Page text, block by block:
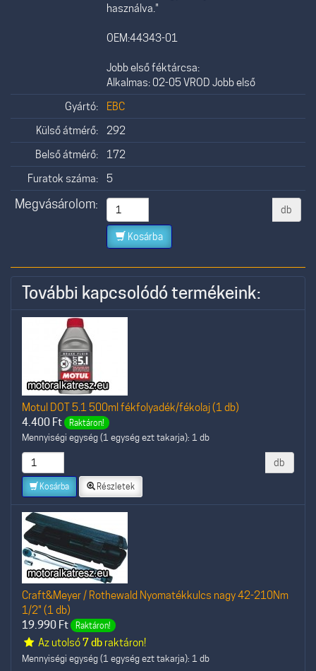
használva."
OEM:44343-01
Jobb első féktárcsa:
Alkalmas: 02-05 VROD Jobb első
Gyártó:
EBC
Külső átmérő:
292
Belső átmérő:
172
Furatok száma:
5
Megvásárolom: db
Kosárba
További kapcsolódó termékeink:
Motul DOT 5.1 500ml fékfolyadék/fékolaj (1 db)
4.400 Ft Raktáron!
Mennyiségi egység (1 egység ezt takarja): 1 db
db
Kosárba Részletek
Craft&Meyer / Rothewald Nyomatékkulcs nagy 42-210Nm
1/2" (1 db)
19.990 Ft Raktáron!
Az utolsó7 dbraktáron!
Mennyiségi egység (1 egység ezt takarja): 1 db